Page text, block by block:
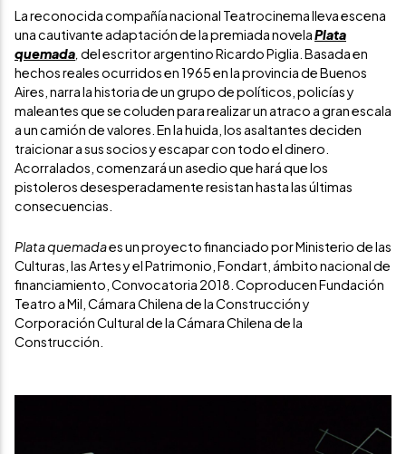
La reconocida compañía nacional Teatrocinema lleva escena
una cautivante adaptación de la premiada novelaPlata
quemada del escritor argentino Ricardo Piglia. Basada en
hechos reales ocurridos en 1965 en la provincia de Buenos
Aires, narra la historia de un grupo de políticos, policías y
maleantes que se coluden para realizar un atraco a gran escala
a un camión de valores. En la huida, los asaltantes deciden
traicionar a sus socios y escapar con todo el dinero.
Acorralados, comenzará un asedio que hará que los
pistoleros desesperadamente resistan hasta las últimas
consecuencias.
Plata quemadaes un proyecto financiado por Ministerio de las
Culturas, las Artes y el Patrimonio, Fondart, ámbito nacional de
financiamiento, Convocatoria 2018. Coproducen Fundación
Teatro a Mil, Cámara Chilena de la Construcción y
Corporación Cultural de la Cámara Chilena de la
Construcción.